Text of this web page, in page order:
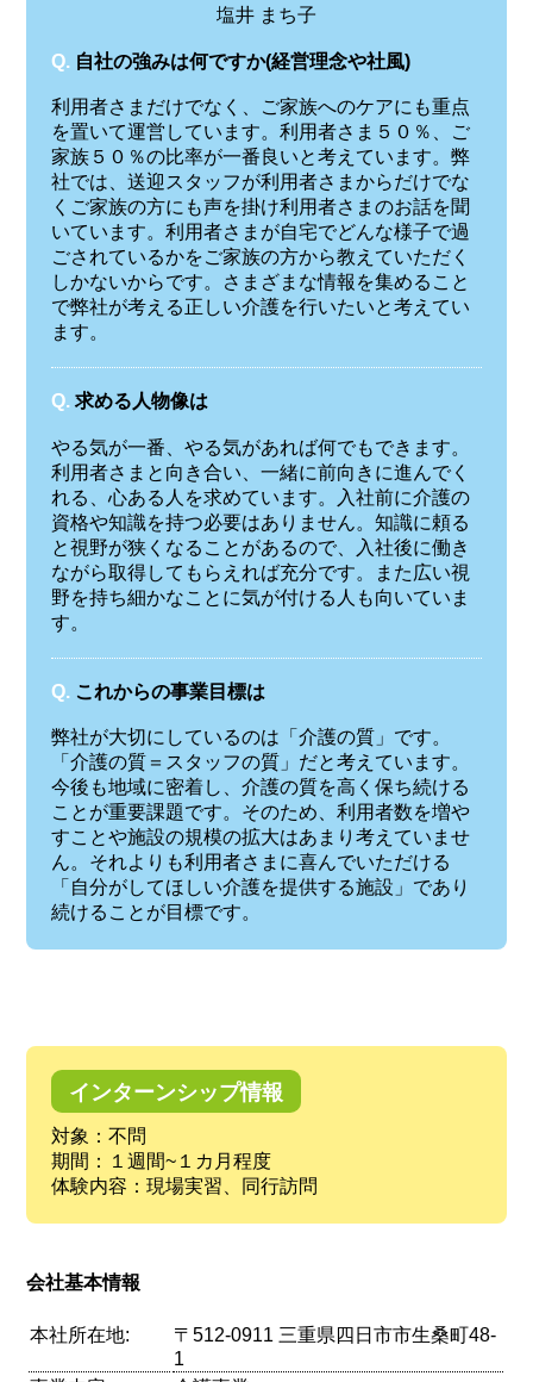
塩井 まち子
Q. 自社の強みは何ですか(経営理念や社風)
利用者さまだけでなく、ご家族へのケアにも重点
を置いて運営しています。利用者さま５０％、ご
家族５０％の比率が一番良いと考えています。弊
社では、送迎スタッフが利用者さまからだけでな
くご家族の方にも声を掛け利用者さまのお話を聞
いています。利用者さまが自宅でどんな様子で過
ごされているかをご家族の方から教えていただく
しかないからです。さまざまな情報を集めること
で弊社が考える正しい介護を行いたいと考えてい
ます。
Q. 求める人物像は
やる気が一番、やる気があれば何でもできます。
利用者さまと向き合い、一緒に前向きに進んでく
れる、心ある人を求めています。入社前に介護の
資格や知識を持つ必要はありません。知識に頼る
と視野が狭くなることがあるので、入社後に働き
ながら取得してもらえれば充分です。また広い視
野を持ち細かなことに気が付ける人も向いていま
す。
Q. これからの事業目標は
弊社が大切にしているのは「介護の質」です。
「介護の質＝スタッフの質」だと考えています。
今後も地域に密着し、介護の質を高く保ち続ける
ことが重要課題です。そのため、利用者数を増や
すことや施設の規模の拡大はあまり考えていませ
ん。それよりも利用者さまに喜んでいただける
「自分がしてほしい介護を提供する施設」であり
続けることが目標です。
インターンシップ情報
対象：不問
期間：１週間~１カ月程度
体験内容：現場実習、同行訪問
会社基本情報
本社所在地:
〒512-0911 三重県四日市市生桑町48-
1